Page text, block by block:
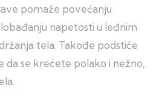
pomaže povećanju
napetosti u leđnim
tela. Takođe podstiče
da se krećete polako i nežno,